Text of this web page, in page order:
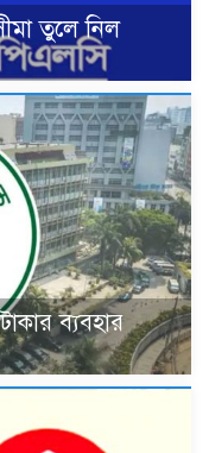
তুলে নিল
ব্যবহার